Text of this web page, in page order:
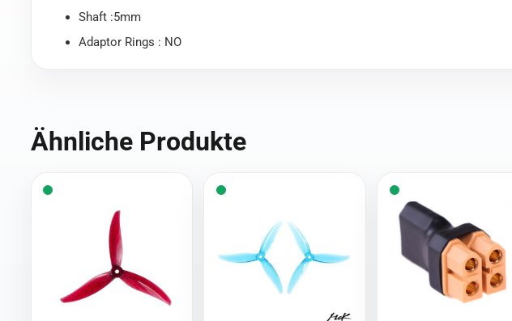
Shaft :5mm
Adaptor Rings : NO
Ähnliche Produkte